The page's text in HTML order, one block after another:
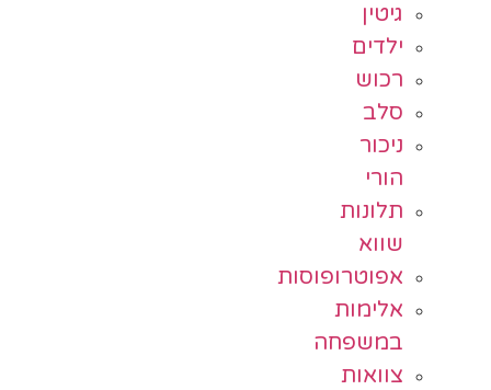
גיטין
ילדים
רכוש
סלב
ניכור
הורי
תלונות
שווא
אפוטרופוסות
אלימות
במשפחה
צוואות